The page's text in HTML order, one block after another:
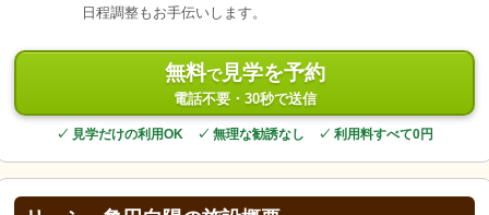
日程調整もお手伝いします。
無料で見学を予約
電話不要・30秒で送信
✓ 見学だけの利用OK ✓ 無理な勧誘なし ✓ 利用料すべて0円